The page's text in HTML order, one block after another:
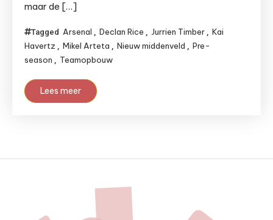
maar de […]
Tagged Arsenal , Declan Rice , Jurrien Timber , Kai
Havertz , Mikel Arteta , Nieuw middenveld , Pre-
season , Teamopbouw
Lees meer